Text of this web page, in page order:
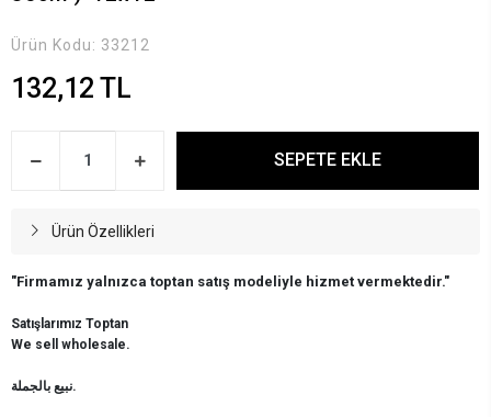
Ürün Kodu: 33212
132,12 TL
SEPETE EKLE
Ürün Özellikleri
"Firmamız yalnızca toptan satış modeliyle hizmet vermektedir."
Satışlarımız Toptan
We sell wholesale.
نبيع بالجملة.